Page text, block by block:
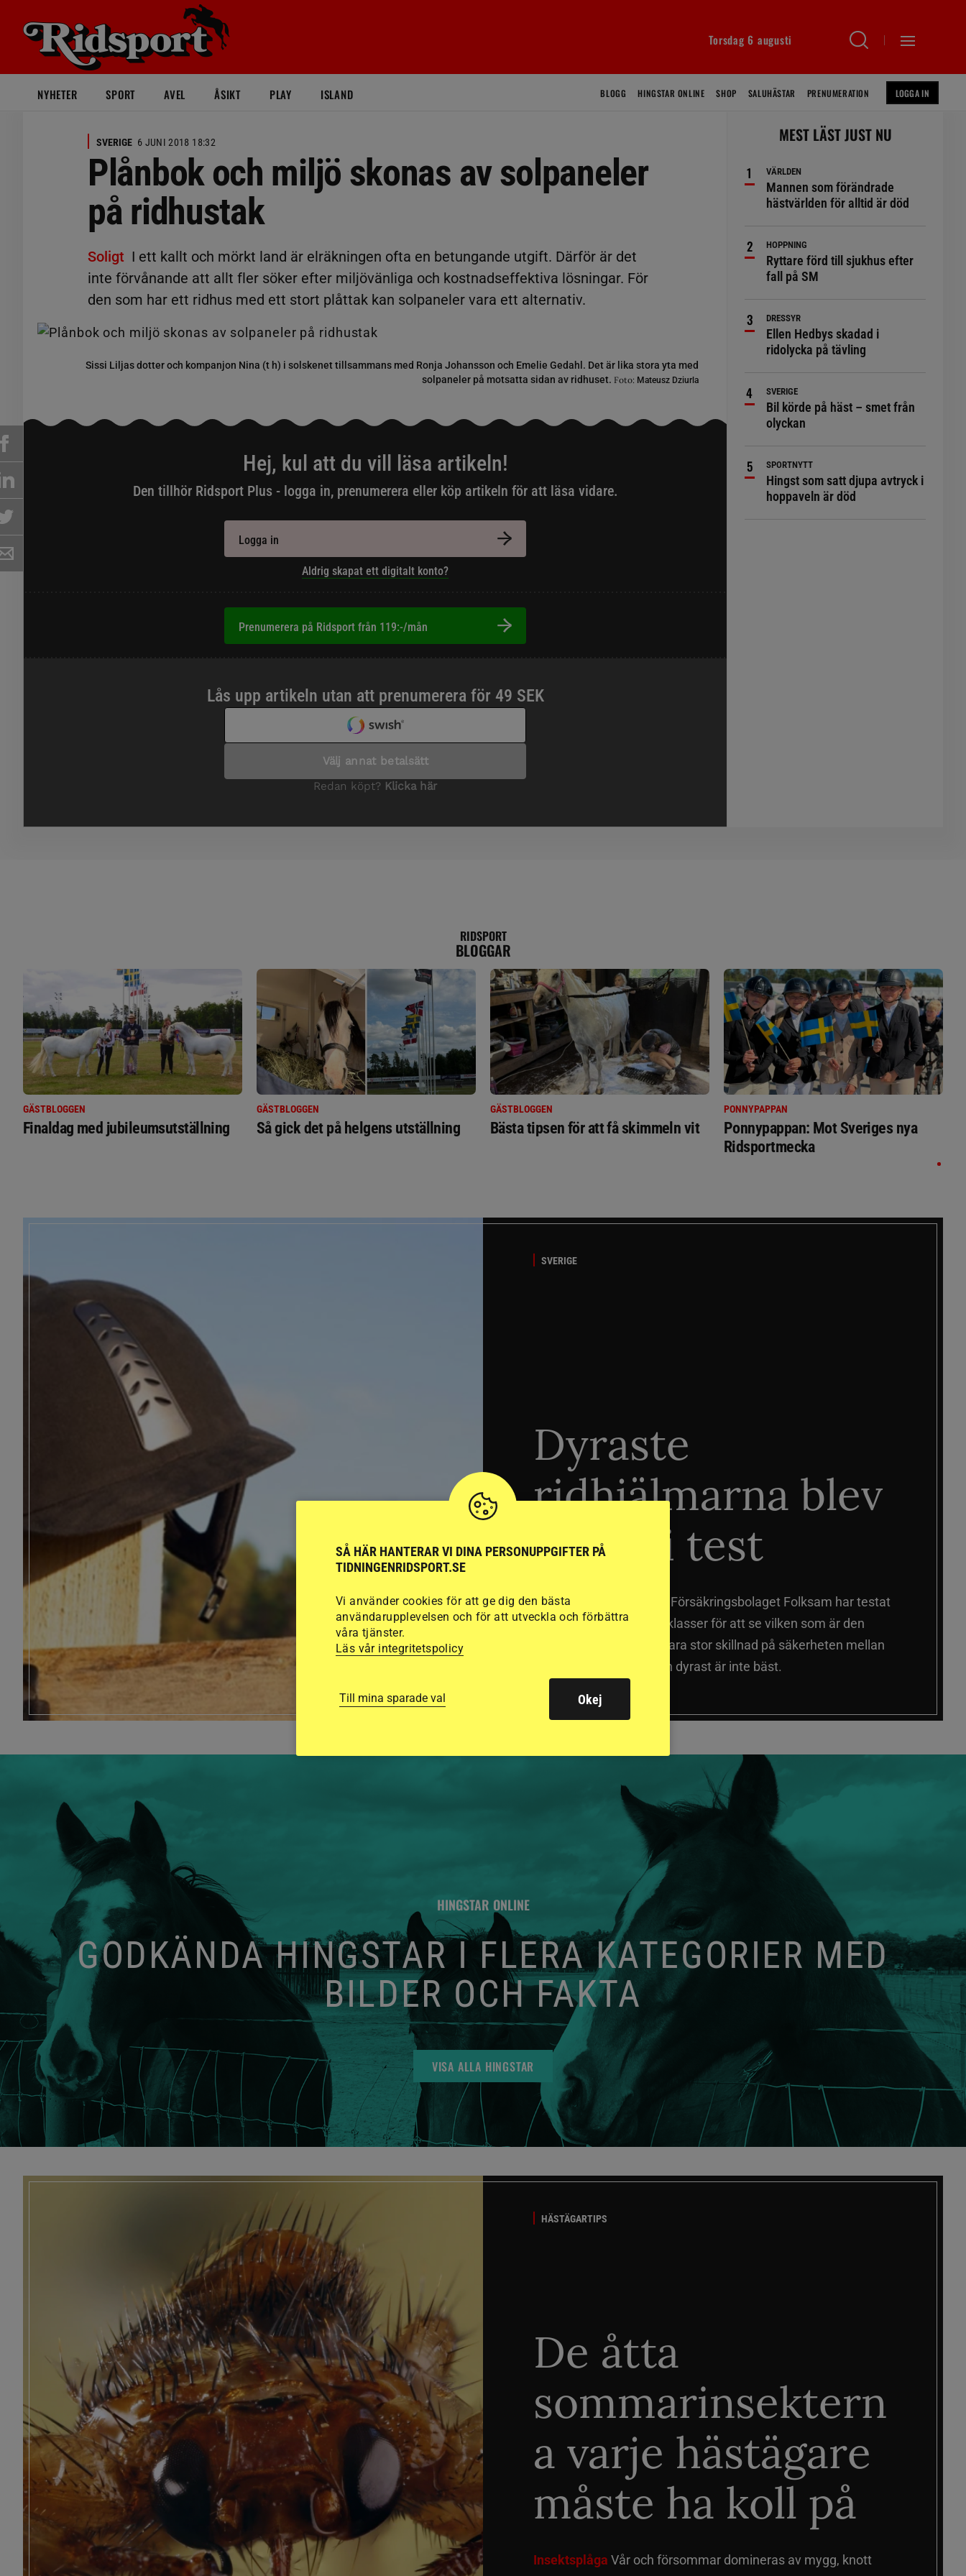
Torsdag 6 augusti
NYHETER SPORT AVEL ÅSIKT PLAY ISLAND BLOGG HINGSTAR ONLINE SHOP SALUHÄSTAR PRENUMERATION LOGGA IN
SVERIGE 6 JUNI 2018 18:32
Plånbok och miljö skonas av solpaneler
på ridhustak
Soligt I ett kallt och mörkt land är elräkningen ofta en betungande utgift. Därför är det
inte förvånande att allt fler söker efter miljövänliga och kostnadseffektiva lösningar. För
den som har ett ridhus med ett stort plåttak kan solpaneler vara ett alternativ.
Sissi Liljas dotter och kompanjon Nina (t h) i solskenet tillsammans med Ronja Johansson och Emelie Gedahl. Det är lika stora yta med
solpaneler på motsatta sidan av ridhuset. Foto: Mateusz Dziurla
Hej, kul att du vill läsa artikeln!
Den tillhör Ridsport Plus - logga in, prenumerera eller köp artikeln för att läsa vidare.
Logga in
Aldrig skapat ett digitalt konto?
Prenumerera på Ridsport från 119:-/mån
MEST LÄST JUST NU
VÄRLDEN
Mannen som förändrade
hästvärlden för alltid är död
HOPPNING
Ryttare förd till sjukhus efter
fall på SM
DRESSYR
Ellen Hedbys skadad i
ridolycka på tävling
SVERIGE
Bil körde på häst – smet från
olyckan
SPORTNYTT
Hingst som satt djupa avtryck i
hoppaveln är död
RIDSPORT
BLOGGAR
GÄSTBLOGGEN
Finaldag med jubileumsutställning
GÄSTBLOGGEN
Så gick det på helgens utställning
GÄSTBLOGGEN
Bästa tipsen för att få skimmeln vit
PONNYPAPPAN
Ponnypappan: Mot Sveriges nya
Ridsportmecka
SVERIGE
Dyraste
ridhjälmarna blev
sämst i test
Stort test av ridhjälmar Försäkringsbolaget Folksam har testat
15 ridhjälmar i olika prisklasser för att se vilken som är den
säkraste. Det visar sig vara stor skillnad på säkerheten mellan
de olika hjälmarna – och dyrast är inte bäst.
HINGSTAR ONLINE
GODKÄNDA HINGSTAR I FLERA KATEGORIER MED
BILDER OCH FAKTA
VISA ALLA HINGSTAR
HÄSTÄGARTIPS
De åtta
sommarinsektern
a varje hästägare
måste ha koll på
Insektsplåga Vår och försommar domineras av mygg, knott
SÅ HÄR HANTERAR VI DINA PERSONUPPGIFTER PÅ
TIDNINGENRIDSPORT.SE
Vi använder cookies för att ge dig den bästa
användarupplevelsen och för att utveckla och förbättra
våra tjänster.
Läs vår integritetspolicy
Till mina sparade val Okej